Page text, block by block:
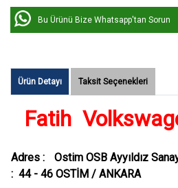
Bu Ürünü Bize Whatsapp'tan Sorun
Ürün Detayı Taksit Seçenekleri
Fatih
Adres :
Ostim OSB Ayyıldız
: 44 - 46 OSTİM / ANKARA